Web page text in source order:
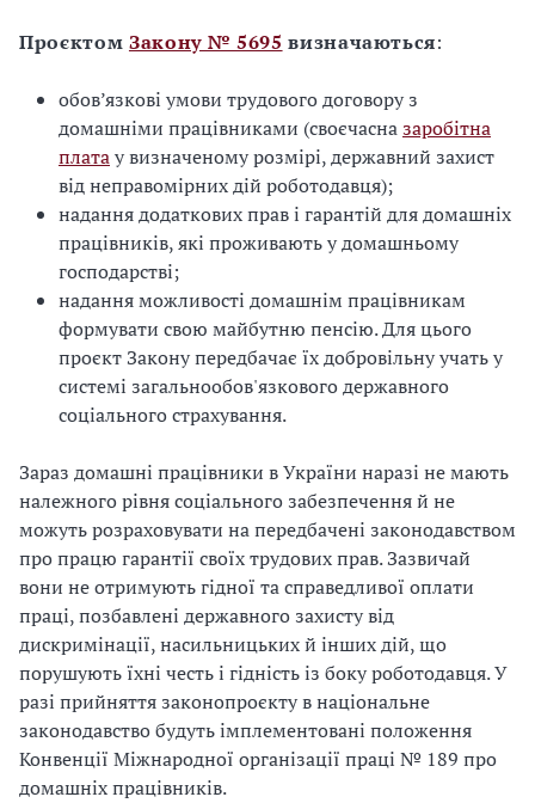
Проєктом Закону № 5695 визначаються:
обов’язкові умови трудового договору з
домашніми працівниками (своєчасназаробітна
платау визначеному розмірі, державний захист
від неправомірних дій роботодавця);
надання додаткових прав і гарантій для домашніх
працівників, які проживають у домашньому
господарстві;
надання можливості домашнім працівникам
формувати свою майбутню пенсію. Для цього
проєкт Закону передбачає їх добровільну учать у
системі загальнообов'язкового державного
соціального страхування.
Зараз домашні працівники в України наразі не мають
належного рівня соціального забезпечення й не
можуть розраховувати на передбачені законодавством
про працю гарантії своїх трудових прав. Зазвичай
вони не отримують гідної та справедливої оплати
праці, позбавлені державного захисту від
дискримінації, насильницьких й інших дій, що
порушують їхні честь і гідність із боку роботодавця. У
разі прийняття законопроєкту в національне
законодавство будуть імплементовані положення
Конвенції Міжнародної організації праці № 189 про
домашніх працівників.